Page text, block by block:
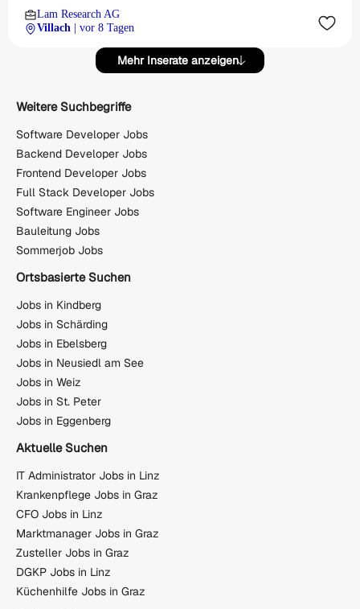
Lam Research AG
Villach
| vor 8 Tagen
Mehr Inserate anzeigen
Weitere Suchbegriffe
Software Developer Jobs
Backend Developer Jobs
Frontend Developer Jobs
Full Stack Developer Jobs
Software Engineer Jobs
Bauleitung Jobs
Sommerjob Jobs
Ortsbasierte Suchen
Jobs in Kindberg
Jobs in Schärding
Jobs in Ebelsberg
Jobs in Neusiedl am See
Jobs in Weiz
Jobs in St. Peter
Jobs in Eggenberg
Aktuelle Suchen
IT Administrator Jobs in Linz
Krankenpflege Jobs in Graz
CFO Jobs in Linz
Marktmanager Jobs in Graz
Zusteller Jobs in Graz
DGKP Jobs in Linz
Küchenhilfe Jobs in Graz